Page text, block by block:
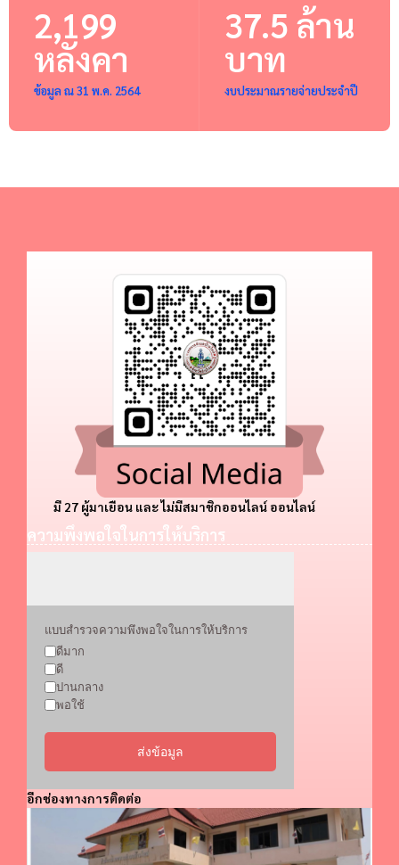
2,199
หลังคา
ข้อมูล ณ 31 พ.ค. 2564
37.5 ล้าน
บาท
งบประมาณรายจ่ายประจำปี
มี 27 ผู้มาเยือน และ ไม่มีสมาชิกออนไลน์ ออนไลน์
ความพึงพอใจในการให้บริการ
แบบสำรวจความพึงพอใจในการให้บริการ
ดีมาก
ดี
ปานกลาง
พอใช้
ส่งข้อมูล
อีกช่องทางการติดต่อ